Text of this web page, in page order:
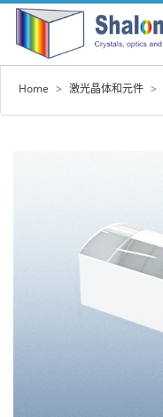
Home > 激光晶体和元件 >